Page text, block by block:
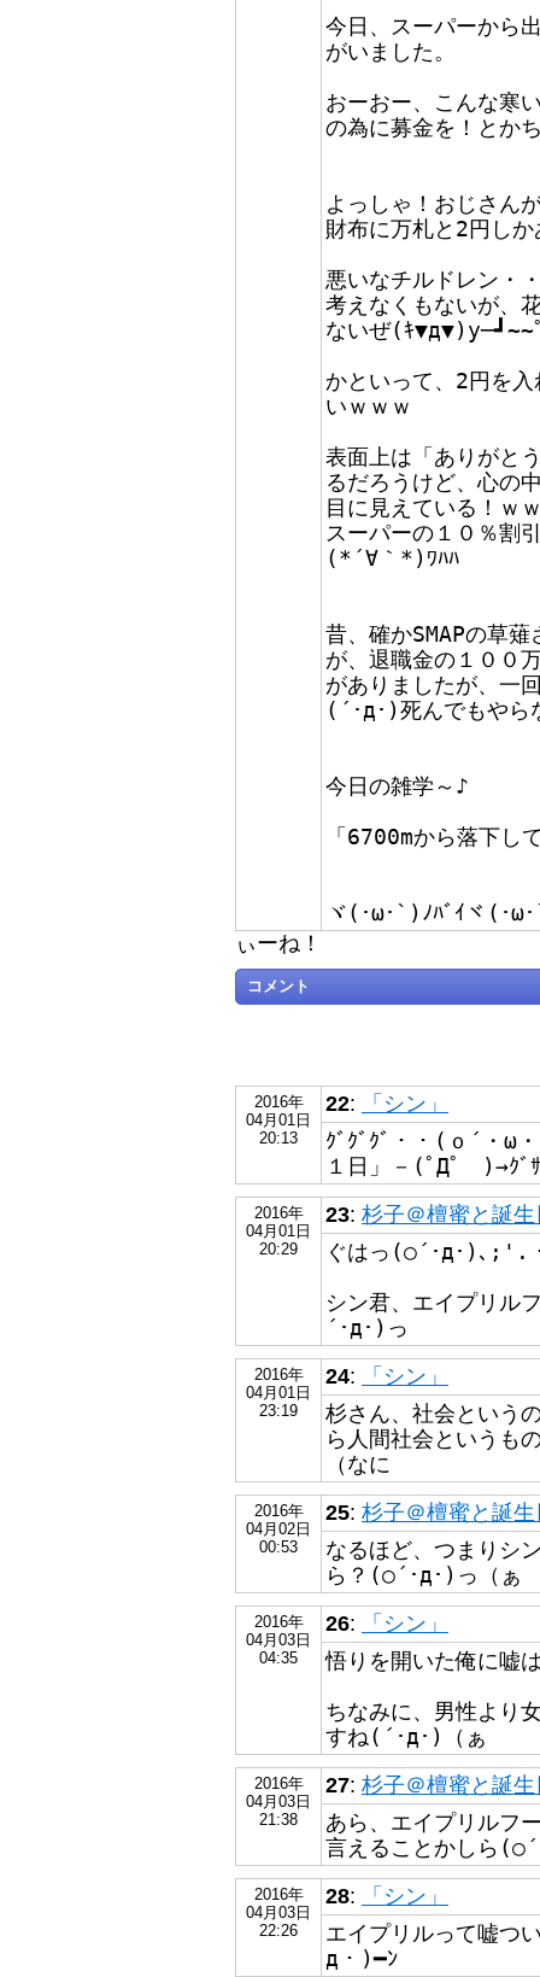
今日、スーパーから
がいました。
おーおー、こんな寒
の為に募金を！とか
よっしゃ！おじさん
財布に万札と2円し
悪いなチルドレン・
考えなくもないが、
ないぜ(ｷ▼д▼)y─┛~~
かといって、2円を
いｗｗｗ
表面上は「ありがと
るだろうけど、心の
目に見えている！ｗ
スーパーの１０％割
(*´∀｀*)ﾜﾊﾊ
昔、確かSMAPの草
が、退職金の１００
がありましたが、一
(´･д･)死んでもやら
今日の雑学～♪
「6700mから落下し
ヾ(･ω･`)ﾉﾊﾞｲヾ(･ω
ぃーね！
コメント
2016年
04月01日
20:13
22: 「シン」
ｸﾞｸﾞｸﾞ・・(ｏ´
１日」－(ﾟДﾟ )→ｸﾞ
2016年
04月01日
20:29
23: 杉子＠檀蜜と誕
ぐはっ(○´･д･)､;'.
シン君、エイプリル
´･д･)っ
2016年
04月01日
23:19
24: 「シン」
杉さん、社会という
ら人間社会というも
（なに
2016年
04月02日
00:53
25: 杉子＠檀蜜と誕
なるほど、つまりシ
ら？(○´･д･)っ（ぁ
2016年
04月03日
04:35
26: 「シン」
悟りを開いた俺に
ちなみに、男性より
すね(´･д･)（ぁ
2016年
04月03日
21:38
27: 杉子＠檀蜜と誕
あら、エイプリルフ
言えることかしら
2016年
04月03日
22:26
28: 「シン」
エイプリルって嘘つ
д・)━ﾝ